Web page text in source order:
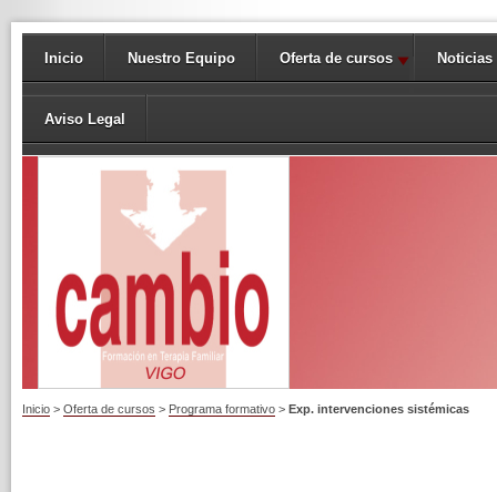
Inicio Nuestro Equipo Oferta de cursos Noticias
Aviso Legal
Inicio > Oferta de cursos > Programa formativo > Exp. intervenciones sistémicas